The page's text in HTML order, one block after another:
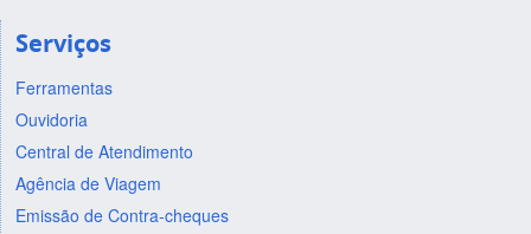
Serviços
Ferramentas
Ouvidoria
Central de Atendimento
Agência de Viagem
Emissão de Contra-cheques